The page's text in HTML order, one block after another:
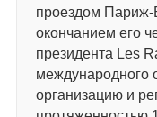
проездом
окончанием его
президента Les
международного
организацию и